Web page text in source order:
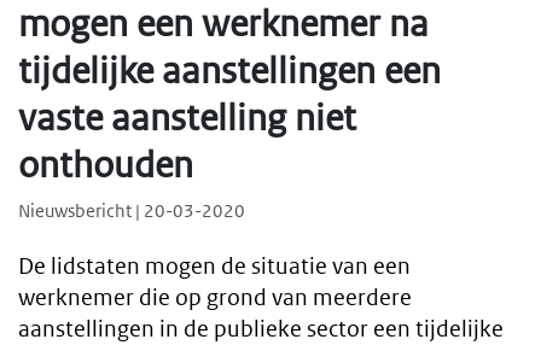
mogen een werknemer na
tijdelijke aanstellingen een
vaste aanstelling niet
onthouden
Nieuwsbericht | 20-03-2020
De lidstaten mogen de situatie van een
werknemer die op grond van meerdere
aanstellingen in de publieke sector een tijdelijke